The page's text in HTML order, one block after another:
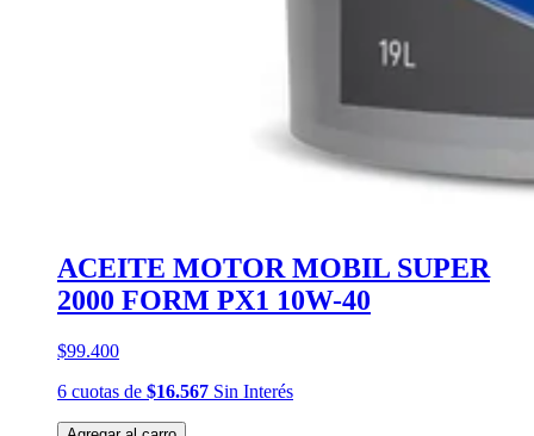
ACEITE MOTOR MOBIL SUPER
2000 FORM PX1 10W-40
$99.400
6 cuotas de $16.567 Sin Interés